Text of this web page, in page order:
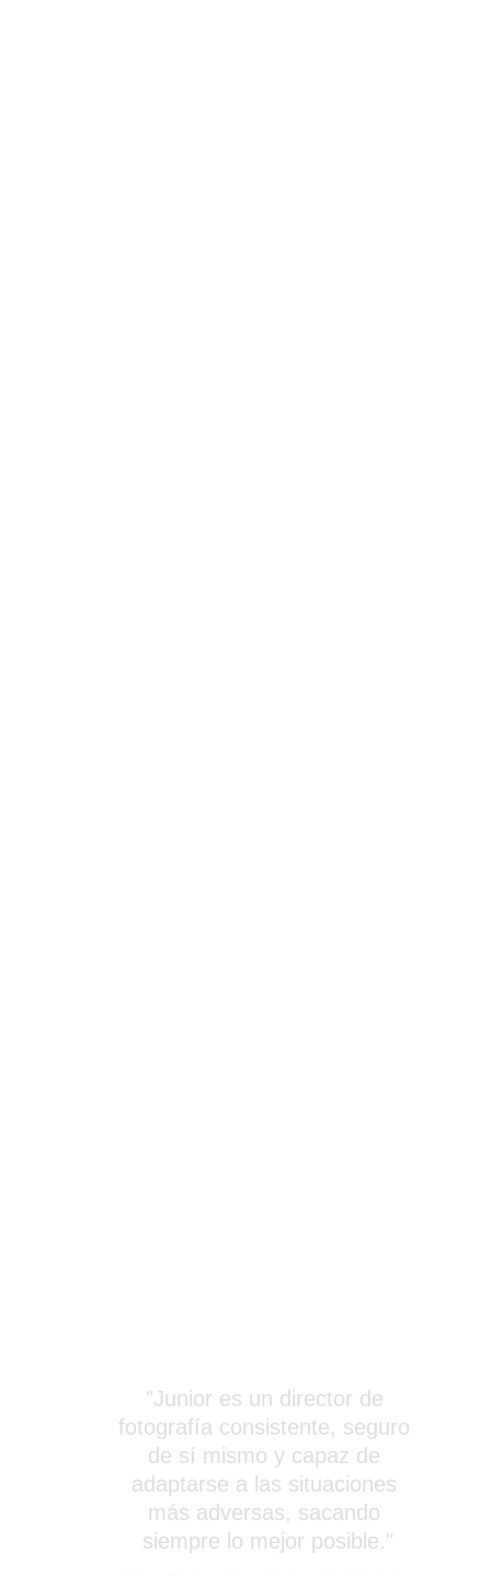
"Junior es un director de
fotografía consistente, seguro
de sí mismo y capaz de
adaptarse a las situaciones
más adversas, sacando
siempre lo mejor posible."